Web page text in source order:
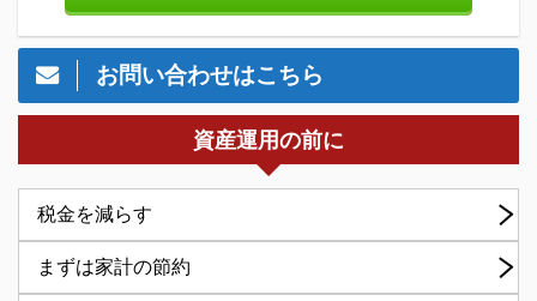
お問い合わせはこちら
資産運用の前に
税金を減らす
まずは家計の節約